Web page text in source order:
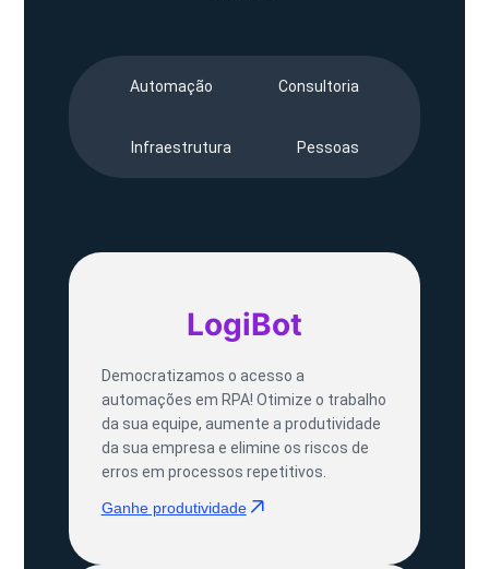
Automação Consultoria
Infraestrutura Pessoas
LogiBot
Democratizamos o acesso a
automações em RPA! Otimize o trabalho
da sua equipe, aumente a produtividade
da sua empresa e elimine os riscos de
erros em processos repetitivos.
Ganhe produtividade